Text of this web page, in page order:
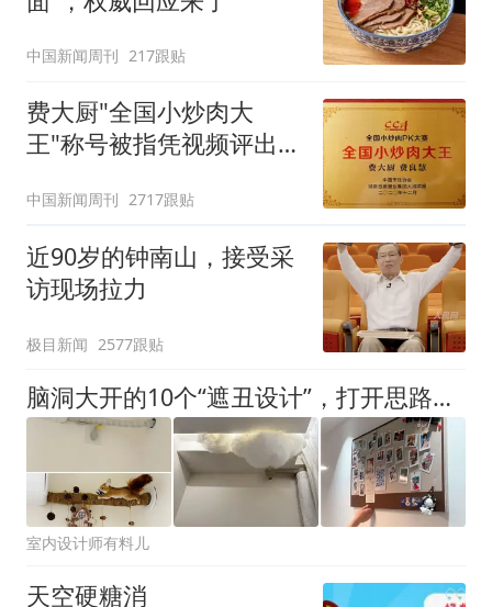
中国新闻周刊 217跟贴
费大厨"全国小炒肉大
王"称号被指凭视频评出
中国新闻周刊 2717跟贴
近90岁的钟南山，接受采
访现场拉力
极目新闻 2577跟贴
脑洞大开的10个“遮丑设计”，打开思路后，家里的丑角落瞬间变美
室内设计师有料儿
天空硬糖消